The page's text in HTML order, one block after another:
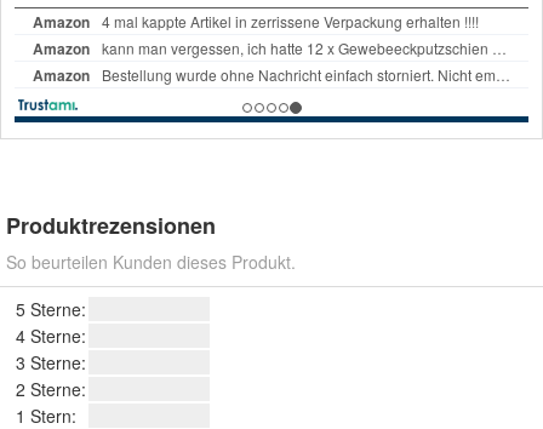
Produktrezensionen
So beurteilen Kunden dieses Produkt.
5 Sterne:
4 Sterne:
3 Sterne:
2 Sterne:
1 Stern: